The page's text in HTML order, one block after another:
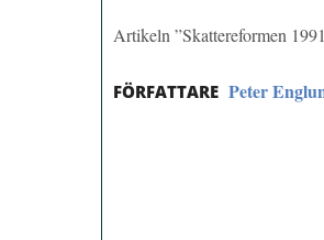
Artikeln ”Skattereformen
FÖRFATTARE Peter